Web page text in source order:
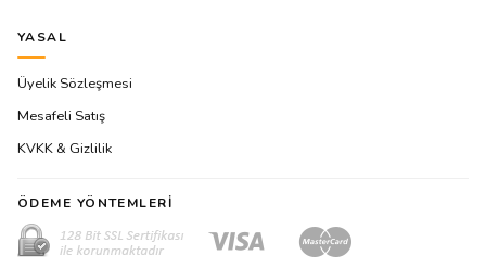
YASAL
Üyelik Sözleşmesi
Mesafeli Satış
KVKK & Gizlilik
ÖDEME YÖNTEMLERI